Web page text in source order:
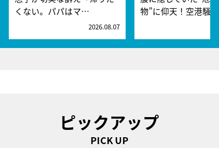
くない。パパはマ…
2026.08.07
物”に仰天！空港騒
ピックアップ
PICK UP